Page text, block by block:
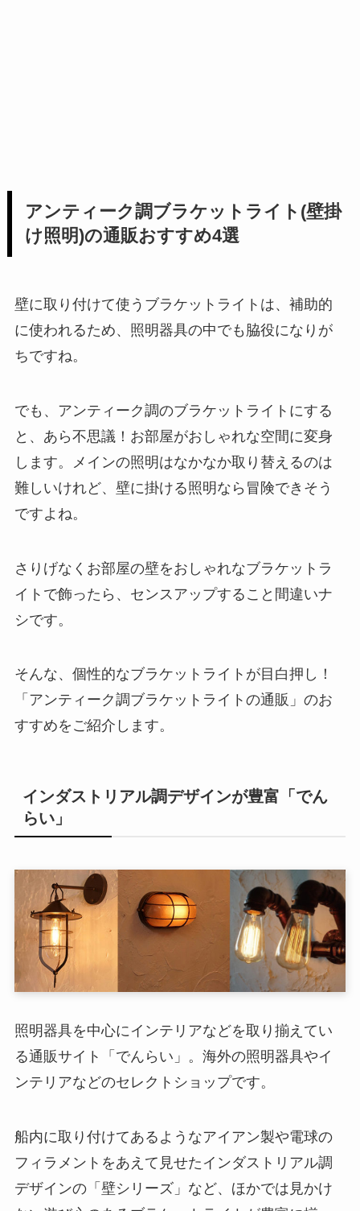
アンティーク調ブラケットライト(壁掛
け照明)の通販おすすめ4選
壁に取り付けて使うブラケットライトは、補助的
に使われるため、照明器具の中でも脇役になりが
ちですね。
でも、アンティーク調のブラケットライトにする
と、あら不思議！お部屋がおしゃれな空間に変身
します。メインの照明はなかなか取り替えるのは
難しいけれど、壁に掛ける照明なら冒険できそう
ですよね。
さりげなくお部屋の壁をおしゃれなブラケットラ
イトで飾ったら、センスアップすること間違いナ
シです。
そんな、個性的なブラケットライトが目白押し！
「アンティーク調ブラケットライトの通販」のお
すすめをご紹介します。
インダストリアル調デザインが豊富「でん
らい」
照明器具を中心にインテリアなどを取り揃えてい
る通販サイト「でんらい」。海外の照明器具やイ
ンテリアなどのセレクトショップです。
船内に取り付けてあるようなアイアン製や電球の
フィラメントをあえて見せたインダストリアル調
デザインの「壁シリーズ」など、ほかでは見かけ